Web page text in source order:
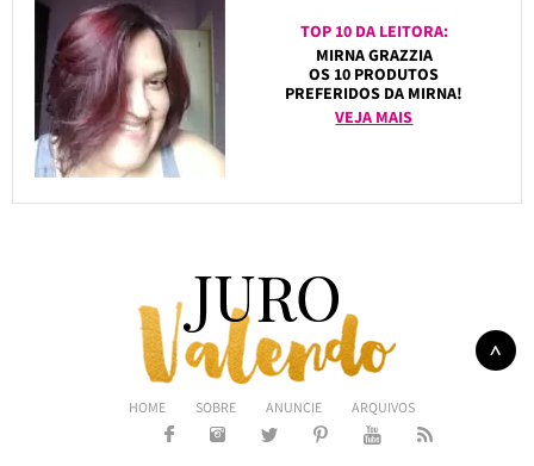
TOP 10 DA LEITORA:
MIRNA GRAZZIA
OS 10 PRODUTOS
PREFERIDOS DA MIRNA!
VEJA MAIS
HOME SOBRE ANUNCIE ARQUIVOS